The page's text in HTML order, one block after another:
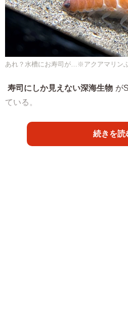
あれ？水槽にお寿司が…※アクアマリン
寿司にしか見えない深海生物 が
ている。
きっかけになったのは
続きを読